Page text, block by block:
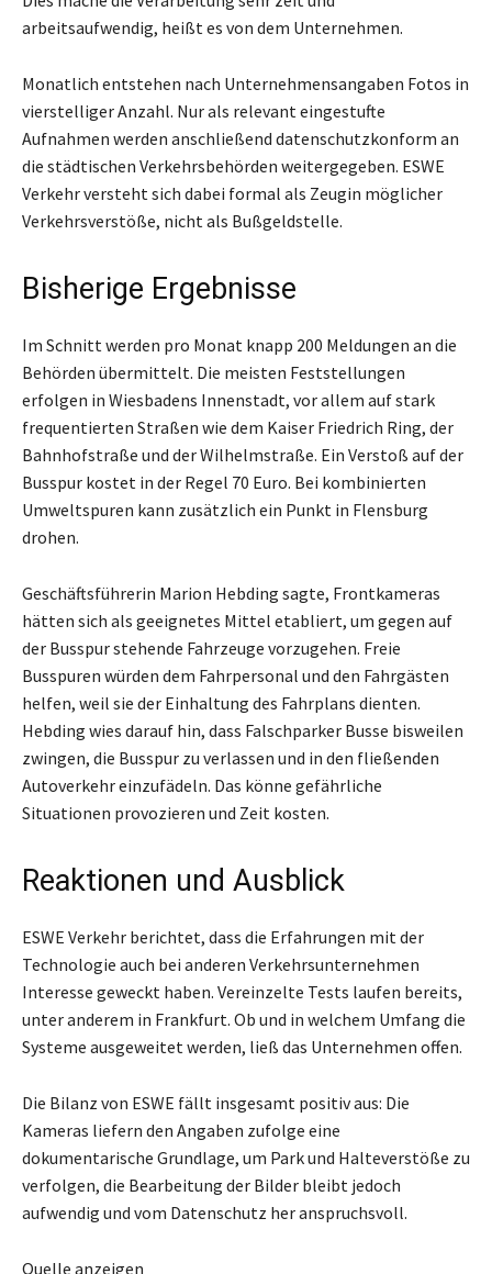
arbeitsaufwendig, heißt es von dem Unternehmen.
Monatlich entstehen nach Unternehmensangaben Fotos in
vierstelliger Anzahl. Nur als relevant eingestufte
Aufnahmen werden anschließend datenschutzkonform an
die städtischen Verkehrsbehörden weitergegeben. ESWE
Verkehr versteht sich dabei formal als Zeugin möglicher
Verkehrsverstöße, nicht als Bußgeldstelle.
Bisherige Ergebnisse
Im Schnitt werden pro Monat knapp 200 Meldungen an die
Behörden übermittelt. Die meisten Feststellungen
erfolgen in Wiesbadens Innenstadt, vor allem auf stark
frequentierten Straßen wie dem Kaiser Friedrich Ring, der
Bahnhofstraße und der Wilhelmstraße. Ein Verstoß auf der
Busspur kostet in der Regel 70 Euro. Bei kombinierten
Umweltspuren kann zusätzlich ein Punkt in Flensburg
drohen.
Geschäftsführerin Marion Hebding sagte, Frontkameras
hätten sich als geeignetes Mittel etabliert, um gegen auf
der Busspur stehende Fahrzeuge vorzugehen. Freie
Busspuren würden dem Fahrpersonal und den Fahrgästen
helfen, weil sie der Einhaltung des Fahrplans dienten.
Hebding wies darauf hin, dass Falschparker Busse bisweilen
zwingen, die Busspur zu verlassen und in den fließenden
Autoverkehr einzufädeln. Das könne gefährliche
Situationen provozieren und Zeit kosten.
Reaktionen und Ausblick
ESWE Verkehr berichtet, dass die Erfahrungen mit der
Technologie auch bei anderen Verkehrsunternehmen
Interesse geweckt haben. Vereinzelte Tests laufen bereits,
unter anderem in Frankfurt. Ob und in welchem Umfang die
Systeme ausgeweitet werden, ließ das Unternehmen offen.
Die Bilanz von ESWE fällt insgesamt positiv aus: Die
Kameras liefern den Angaben zufolge eine
dokumentarische Grundlage, um Park und Halteverstöße zu
verfolgen, die Bearbeitung der Bilder bleibt jedoch
aufwendig und vom Datenschutz her anspruchsvoll.
Quelle anzeigen